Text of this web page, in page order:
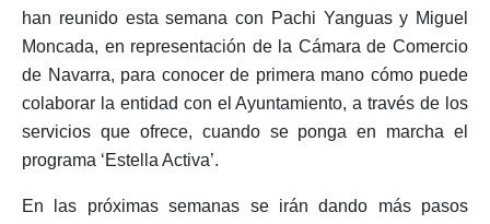
han reunido esta semana con Pachi Yanguas y Miguel
Moncada, en representación de la Cámara de Comercio
de Navarra, para conocer de primera mano cómo puede
colaborar la entidad con el Ayuntamiento, a través de los
servicios que ofrece, cuando se ponga en marcha el
programa ‘Estella Activa’.
En las próximas semanas se irán dando más pasos